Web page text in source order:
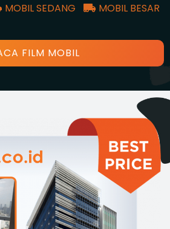
MOBIL SEDANG MOBIL BESAR
FILM MOBIL